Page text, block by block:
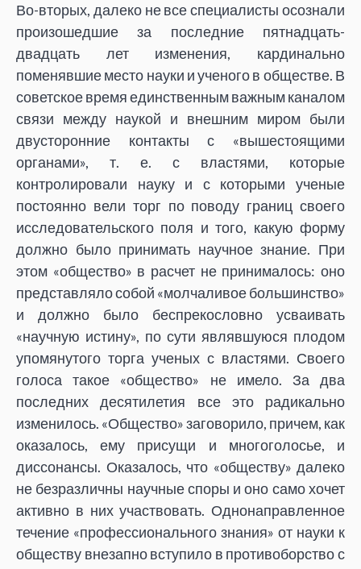
Во-вторых, далеко не все специалисты осознали
произошедшие за последние пятнадцать-
двадцать лет изменения, кардинально
поменявшие место науки и ученого в обществе. В
советское время единственным важным каналом
связи между наукой и внешним миром были
двусторонние контакты с «вышестоящими
органами», т. е. с властями, которые
контролировали науку и с которыми ученые
постоянно вели торг по поводу границ своего
исследовательского поля и того, какую форму
должно было принимать научное знание. При
этом «общество» в расчет не принималось: оно
представляло собой «молчаливое большинство»
и должно было беспрекословно усваивать
«научную истину», по сути являвшуюся плодом
упомянутого торга ученых с властями. Своего
голоса такое «общество» не имело. За два
последних десятилетия все это радикально
изменилось. «Общество» заговорило, причем, как
оказалось, ему присущи и многоголосье, и
диссонансы. Оказалось, что «обществу» далеко
не безразличны научные споры и оно само хочет
активно в них участвовать. Однонаправленное
течение «профессионального знания» от науки к
обществу внезапно вступило в противоборство с